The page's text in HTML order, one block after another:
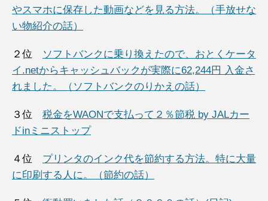
やスマホに保存した動画などを見る方法。（手放せな
い物紹介の話）
２位
ソフトバンクに乗り換えたので、おとくケータ
イ.netからキャッシュバックが実際に62,244円 入金さ
れました。（ソフトバンクのりかえの話）
３位 税金をWAONで支払って２％節税 by JALカー
ドinミニストップ
４位 プリンタのインク代を節約する方法。特に大量
に印刷する人に。（節約の話）